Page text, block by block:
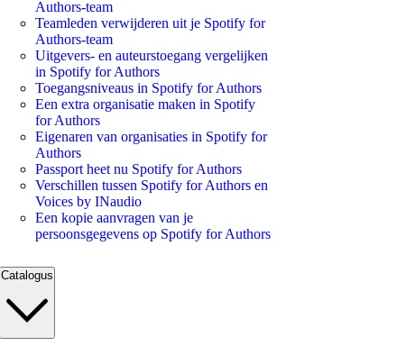
Authors-team
Teamleden verwijderen uit je Spotify for
Authors-team
Uitgevers- en auteurstoegang vergelijken
in Spotify for Authors
Toegangsniveaus in Spotify for Authors
Een extra organisatie maken in Spotify
for Authors
Eigenaren van organisaties in Spotify for
Authors
Passport heet nu Spotify for Authors
Verschillen tussen Spotify for Authors en
Voices by INaudio
Een kopie aanvragen van je
persoonsgegevens op Spotify for Authors
Catalogus